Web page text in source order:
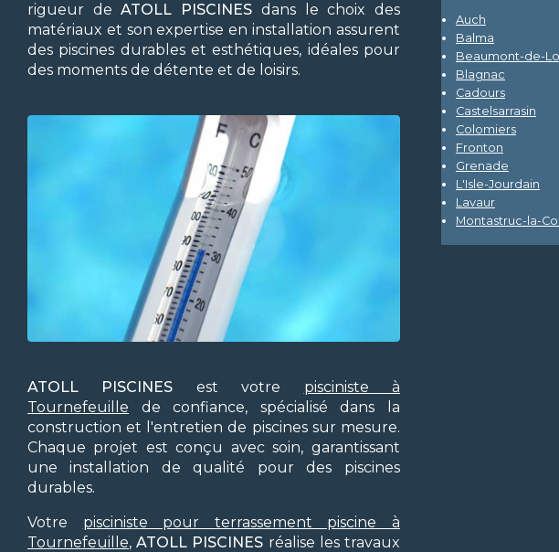
rigueur deATOLL PISCINES dans le choix des
matériaux et son expertise en installation assurent
des piscines durables et esthétiques, idéales pour
des moments de détente et de loisirs.
ATOLL PISCINES est votre pisciniste à
Tournefeuille de confiance, spécialisé dans la
construction et l'entretien de piscines sur mesure.
Chaque projet est conçu avec soin, garantissant
une installation de qualité pour des piscines
durables.
Votre pisciniste pour terrassement piscine à
Tournefeuille,ATOLL PISCINES réalise les travaux
Auch
Balma
Beaumont-de-
Blagnac
Cadours
Castelsarrasin
Colomiers
Fronton
Grenade
L'Isle-Jourdain
Lavaur
Montastruc-la-